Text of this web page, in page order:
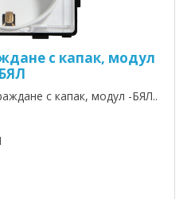
с капак, модул
с капак, модул -БЯЛ..